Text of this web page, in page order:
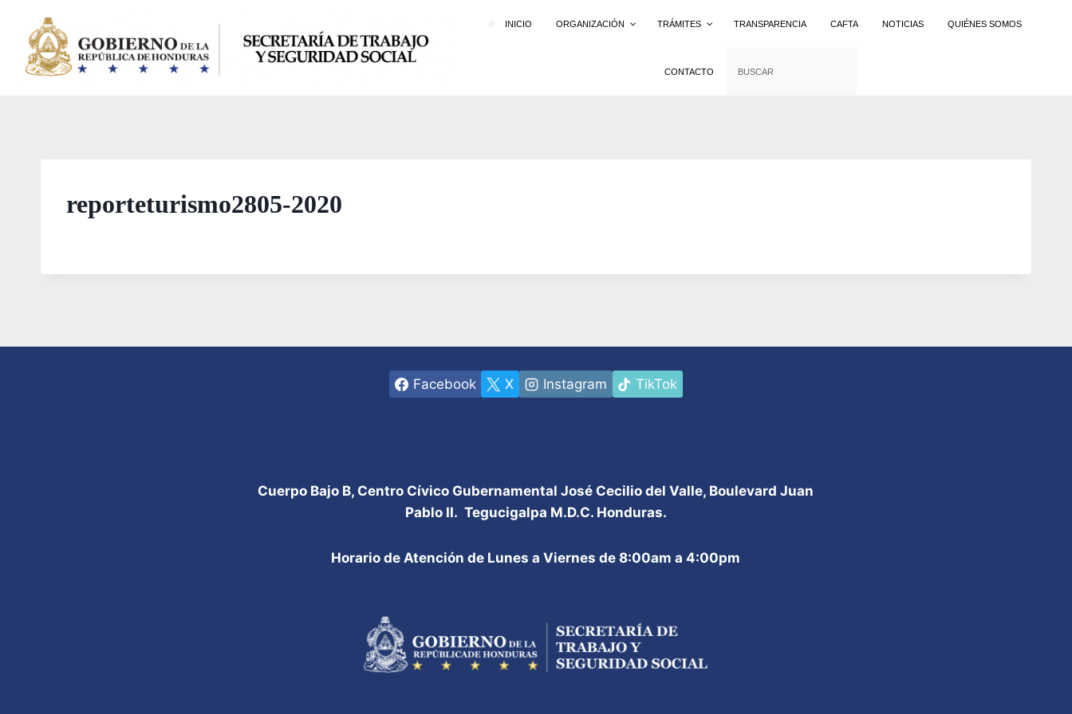
contenido
INICIO ORGANIZACIÓN TRÁMITES TRANSPARENCIA CAFTA NOTICIAS QUIÉNES SOMOS
CONTACTO
reporteturismo2805-2020
Facebook X Instagram TikTok
Cuerpo Bajo B, Centro Cívico Gubernamental José Cecilio del Valle, Boulevard Juan
Pablo II. Tegucigalpa M.D.C. Honduras.
Horario de Atención de Lunes a Viernes de 8:00am a 4:00pm